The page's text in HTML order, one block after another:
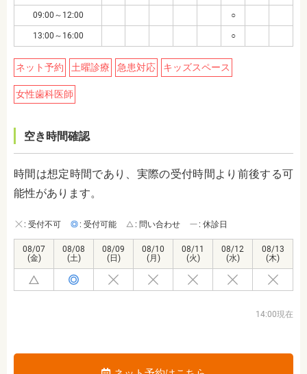
09:00～12:00 ○
13:00～16:00 ○
ネット予約 土曜診療 急患対応 キッズスペース
女性歯科医師
空き時間確認
時間は想定時間であり、実際の受付時間より前後する可
能性があります。
: 受付不可 : 受付可能 : 問い合わせ : 休診日
08/07
(金)
08/08
(土)
08/09
(日)
08/10
(月)
08/11
(火)
08/12
(水)
08/13
(木)
14:00現在